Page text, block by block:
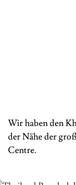
Wir haben den
der Nähe der
Centre.